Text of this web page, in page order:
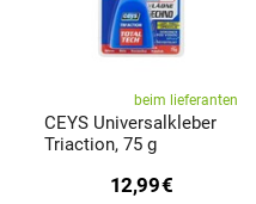
beim lieferanten
CEYS Universalkleber
Triaction, 75 g
12,99€